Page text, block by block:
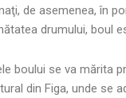
de asemenea, în
drumului,
boului se va mărita
din Figa, unde